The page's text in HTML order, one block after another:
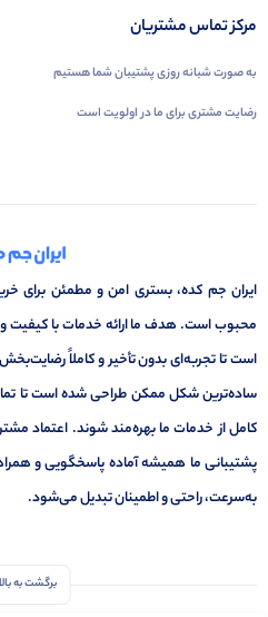
مرکز تماس مشتریان
به صورت شبانه روزی پشتیبان شما هستیم
رضایت مشتری برای ما در اولویت است
ایران جم کده، بستری امن و مطمئن برای
محبوب است. هدف ما ارائه خدمات با کیفیت
است تا تجربه‌ای بدون تأخیر و کاملاً
ساده‌ترین شکل ممکن طراحی شده است تا
کامل از خدمات ما بهره‌مند شوند. اعتماد
پشتیبانی ما همیشه آماده پاسخگویی و
به‌سرعت، راحتی و اطمینان تبدیل می‌شود.
برگشت به بالا